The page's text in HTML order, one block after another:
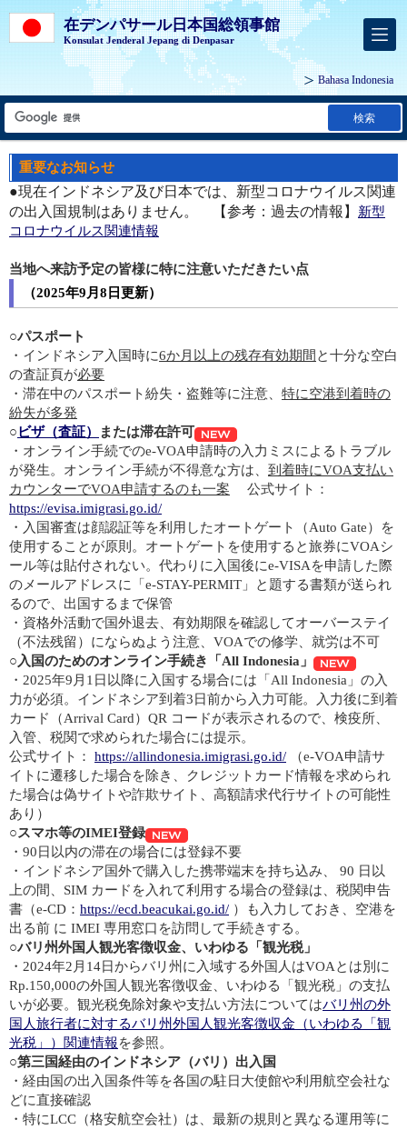
在デンパサール日本国総領事館
Konsulat Jenderal Jepang di Denpasar
Bahasa Indonesia
検索
重要なお知らせ
●現在インドネシア及び日本では、新型コロナウイルス関連
の出入国規制はありません。 【参考：過去の情報】 新型
コロナウイルス関連情報
当地へ来訪予定の皆様に特に注意いただきたい点
（2025年9月8日更新）
○パスポート
・インドネシア入国時に6か月以上の残存有効期間 と十分な空白
の査証頁が必要
・滞在中のパスポート紛失・盗難等に注意、 特に空港到着時の
紛失が多発
○ビザ（査証）
または滞在許可
・オンライン手続でのe-VOA申請時の入力ミスによるトラブル
が発生。オンライン手続が不得意な方は、 到着時にVOA支払い
カウンターでVOA申請するのも一案 公式サイト：
https://evisa.imigrasi.go.id/
・入国審査は顔認証等を利用したオートゲート（Auto Gate）を
使用することが原則。オートゲートを使用すると旅券にVOAシ
ール等は貼付されない。代わりに入国後にe-VISAを申請した際
のメールアドレスに「e-STAY-PERMIT」と題する書類が送られ
るので、出国するまで保管
・資格外活動で国外退去、有効期限を確認してオーバーステイ
（不法残留）にならぬよう注意、VOAでの修学、就労は不可
○入国のためのオンライン手続き「All Indonesia」
・2025年9月1日以降に入国する場合には「All Indonesia」の入
力が必須。インドネシア到着3日前から入力可能。入力後に到着
カード（Arrival Card）QR コードが表示されるので、検疫所、
入管、税関で求められた場合には提示。
公式サイト： https://allindonesia.imigrasi.go.id/ （e-VOA申請サ
イトに遷移した場合を除き、クレジットカード情報を求められ
た場合は偽サイトや詐欺サイト、高額請求代行サイトの可能性
あり）
○スマホ等のIMEI登録
・90日以内の滞在の場合には登録不要
・インドネシア国外で購入した携帯端末を持ち込み、 90 日以
上の間、SIM カードを入れて利用する場合の登録は、税関申告
書（e-CD： https://ecd.beacukai.go.id/ ）も入力しておき、空港を
出る前 に IMEI 専用窓口を訪問して手続きする。
○バリ州外国人観光客徴収金、いわゆる「観光税」
・2024年2月14日からバリ州に入域する外国人はVOAとは別に
Rp.150,000の外国人観光客徴収金、いわゆる「観光税」の支払
いが必要。観光税免除対象や支払い方法についてはバリ州の外
国人旅行者に対するバリ州外国人観光客徴収金（いわゆる「観
光税」）関連情報を参照。
○第三国経由のインドネシア（バリ）出入国
・経由国の出入国条件等を各国の駐日大使館や利用航空会社な
どに直接確認
・特にLCC（格安航空会社）は、最新の規則と異なる運用等に